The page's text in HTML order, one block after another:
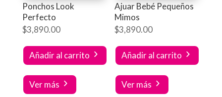
Ponchos Look
Perfecto
$3,890.00
Añadir al carrito
Ver más
Ajuar Bebé Pequeños
Mimos
$3,890.00
Añadir al carrito
Ver más